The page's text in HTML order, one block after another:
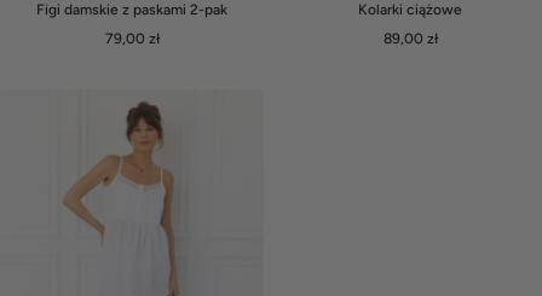
Figi damskie z paskami 2-pak
Cena
79,00 zł
Kolarki ciążowe
Cena
89,00 zł